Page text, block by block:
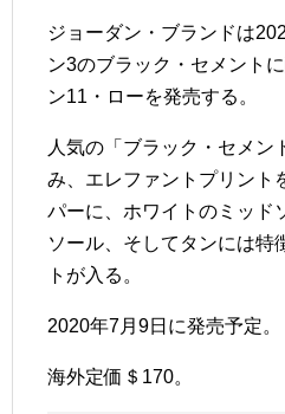
ジョーダン・ブランドは
ン3のブラック・セメント
ン11・ローを発売する。
人気の「ブラック・セメン
み、エレファントプリント
パーに、ホワイトのミッド
ソール、そしてタンには特
トが入る。
2020年7月9日に発売予定。
海外定価＄170。